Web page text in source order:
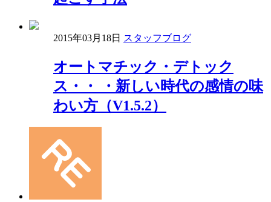
2015年03月18日 スタッフブログ
オートマチック・デトック
ス・・ ・新しい時代の感情の味
わい方（V1.5.2）